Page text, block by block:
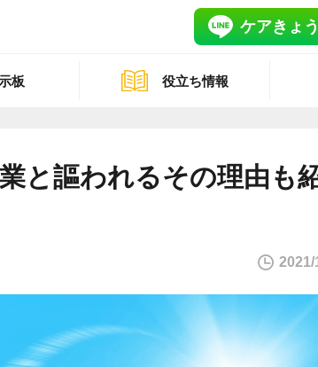
ケアきょ
板 役立ち情報
と謳われるその理由も
2021/